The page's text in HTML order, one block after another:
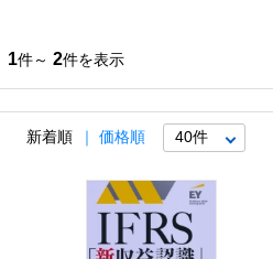
1件～ 2件を表示
新着順 価格順